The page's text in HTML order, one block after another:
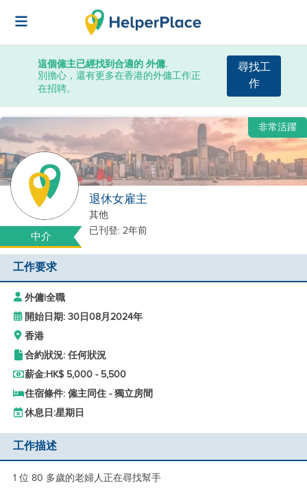
這個僱主已經找到合適的 外傭.
別擔心，還有更多在香港的外傭工作正
在招聘。
尋找工
作
中介
非常活躍
退休女雇主
其他
已刊登: 2年前
工作要求
外傭|全職
開始日期: 30日08月2024年
香港
合約狀況: 任何狀況
薪金:HK$ 5,000 - 5,500
住宿條件: 僱主同住 - 獨立房間
休息日:星期日
工作描述
1 位 80 多歲的老婦人正在尋找幫手